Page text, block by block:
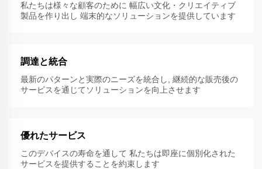
私たちは様々な顧客のために 幅広い文化・クリエイティブ
製品を作り出し 端末的なソリューションを提供しています
調達と統合
最新のパターンと実際のニーズを統合し, 継続的な販売後の
サービスを通じてソリューションを向上させます
優れたサービス
このデバイスの寿命を通して 私たちは即座に個別化された
サービスを提供することを約束します